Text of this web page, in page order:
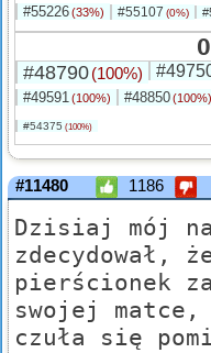
#55226(33%) #55107 (0%)
#48790(100%)
#49591(100%) #48850(100%)
#54375 (100%)
#11480 1186
Dzisiaj mój
zdecydował,
pierścionek
swojej
czuła się